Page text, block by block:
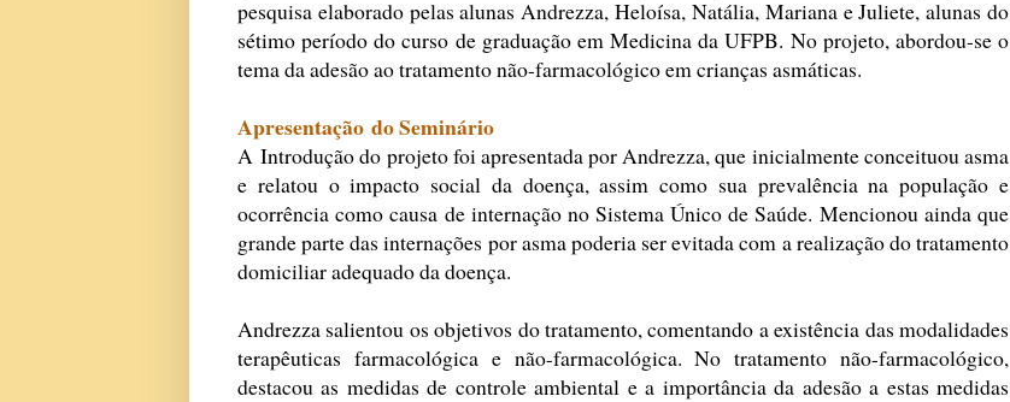
pesquisa elaborado pelas alunas Andrezza, Heloísa, Natália, Mariana e Juliete, alunas do
sétimo período do curso de graduação em Medicina da UFPB. No projeto, abordou-se o
tema da adesão ao tratamento não-farmacológico em crianças asmáticas.
Apresentação do Seminário
A Introdução do projeto foi apresentada por Andrezza, que inicialmente conceituou asma
e relatou o impacto social da doença, assim como sua prevalência na população e
ocorrência como causa de internação no Sistema Único de Saúde. Mencionou ainda que
grande parte das internações por asma poderia ser evitada com a realização do tratamento
domiciliar adequado da doença.
Andrezza salientou os objetivos do tratamento, comentando a existência das modalidades
terapêuticas farmacológica e não-farmacológica. No tratamento não-farmacológico,
destacou as medidas de controle ambiental e a importância da adesão a estas medidas